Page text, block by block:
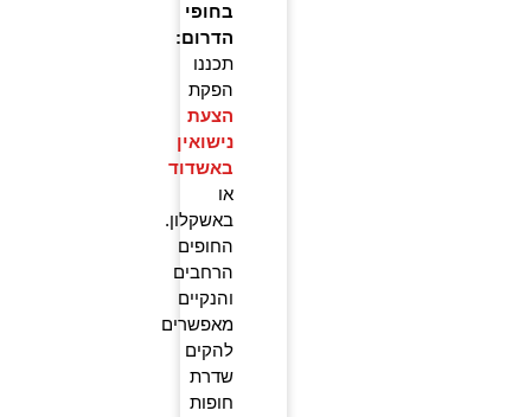
בחופי
הדרום:
תכננו
הפקת
הצעת
נישואין
באשדוד
או
באשקלון.
החופים
הרחבים
והנקיים
מאפשרים
להקים
שדרת
חופות